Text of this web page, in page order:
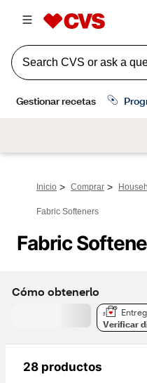
Inicio > Comprar >
Fabric Softeners
Fabric
Cómo obtenerlo
Verificar
28 productos